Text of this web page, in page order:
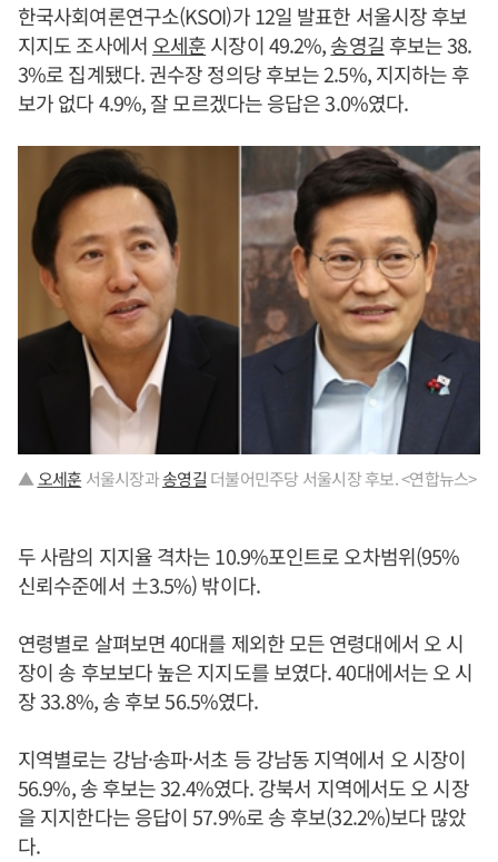
한국사회여론연구소(KSOI)가 12일 발표한 서울시장 후보
지지도 조사에서 오세훈시장이 49.2%,송영길 후보는 38.
3%로 집계됐다. 권수장 정의당 후보는 2.5%, 지지하는 후
보가 없다 4.9%, 잘 모르겠다는 응답은 3.0%였다.
▲오세훈 서울시장과송영길 더불어민주당 서울시장 후보. <연합뉴스>
두 사람의 지지율 격차는 10.9%포인트로 오차범위(95%
신뢰수준에서 ±3.5%) 밖이다.
연령별로 살펴보면 40대를 제외한 모든 연령대에서 오 시
장이 송 후보보다 높은 지지도를 보였다. 40대에서는 오 시
장 33.8%, 송 후보 56.5%였다.
지역별로는 강남·송파·서초 등 강남동 지역에서 오 시장이
56.9%, 송 후보는 32.4%였다. 강북서 지역에서도 오 시장
을 지지한다는 응답이 57.9%로 송 후보(32.2%)보다 많았
다.